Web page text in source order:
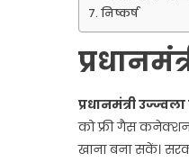
निष्कर्ष
प्रधानमंत्री
को फ्री गैस कनेक्शन
खाना बना सकें।